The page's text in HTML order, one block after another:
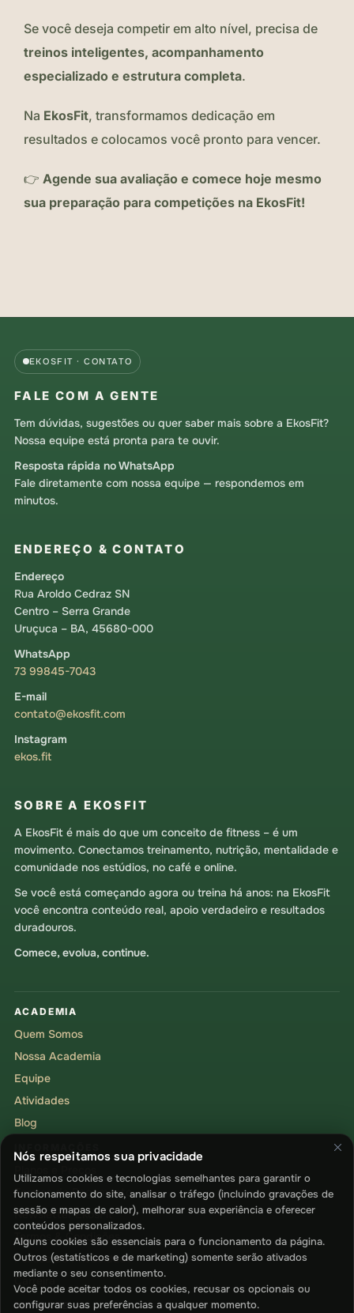
Nós respeitamos sua privacidade
Utilizamos cookies e tecnologias semelhantes para garantir o
funcionamento do site, analisar o tráfego (incluindo gravações de
sessão e mapas de calor), melhorar sua experiência e oferecer
conteúdos personalizados.
Alguns cookies são essenciais para o funcionamento da página.
Outros (estatísticos e de marketing) somente serão ativados
mediante o seu consentimento.
Você pode aceitar todos os cookies, recusar os opcionais ou
configurar suas preferências a qualquer momento.
Se você deseja competir em alto nível, precisa de
treinos inteligentes, acompanhamento
especializado e estrutura completa.
Na EkosFit, transformamos dedicação em
resultados e colocamos você pronto para vencer.
👉 Agende sua avaliação e comece hoje mesmo
sua preparação para competições na EkosFit!
EKOSFIT · CONTATO
FALE COM A GENTE
Tem dúvidas, sugestões ou quer saber mais sobre a EkosFit?
Nossa equipe está pronta para te ouvir.
Resposta rápida no WhatsApp
Fale diretamente com nossa equipe — respondemos em
minutos.
ENDEREÇO & CONTATO
Endereço
Rua Aroldo Cedraz SN
Centro – Serra Grande
Uruçuca – BA, 45680-000
WhatsApp
73 99845-7043
E-mail
contato@ekosfit.com
Instagram
ekos.fit
SOBRE A EKOSFIT
A EkosFit é mais do que um conceito de fitness – é um
movimento. Conectamos treinamento, nutrição, mentalidade e
comunidade nos estúdios, no café e online.
Se você está começando agora ou treina há anos: na EkosFit
você encontra conteúdo real, apoio verdadeiro e resultados
duradouros.
Comece, evolua, continue.
ACADEMIA
Quem Somos
Nossa Academia
Equipe
Atividades
Blog
Formas de Pagamento
Newsletter EkosFit
Termos & Condições
Política de Privacidade
Carreira
SUPORTE